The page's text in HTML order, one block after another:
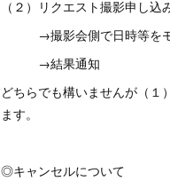
（２）リクエスト撮影申し
→撮影会側で日時等をモ
→結果通知
どちらでも構いませんが（１
ます。
◎キャンセルについて